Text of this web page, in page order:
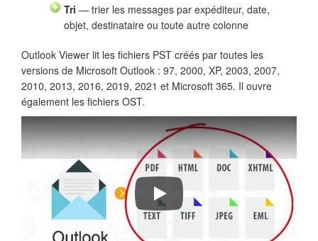
Tri — trier les messages par expéditeur, date,
objet, destinataire ou toute autre colonne
Outlook Viewer lit les fichiers PST créés par toutes les
versions de Microsoft Outlook : 97, 2000, XP, 2003, 2007,
2010, 2013, 2016, 2019, 2021 et Microsoft 365. Il ouvre
également les fichiers OST.
Comment imprimer des e-mails